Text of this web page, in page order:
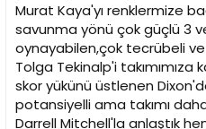
Murat Kaya'yı renklermize
savunma yönü çok güçlü 3
oynayabilen,çok tecrübeli
Tolga Tekinalp'i takımımıza
skor yükünü üstlenen
potansiyelli ama takımı
Darrell Mitchell'la anlaştık